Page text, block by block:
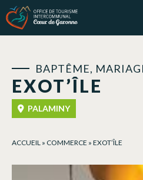
EXOT’ÎLE
BAPTÊME,
PALAMINY
ACCUEIL » COMMERCE » EXOT’ÎLE
Panneau de gestion des cookies